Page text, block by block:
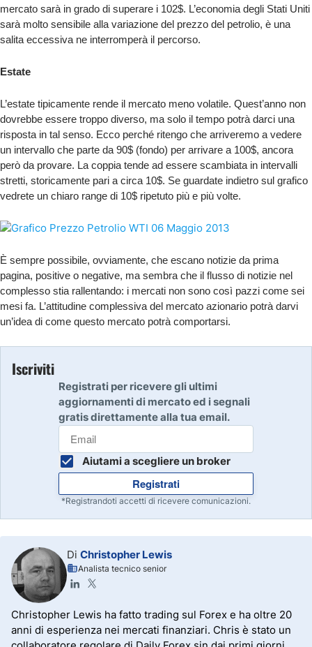
mercato sarà in grado di superare i 102$. L’economia degli Stati Uniti
sarà molto sensibile alla variazione del prezzo del petrolio, è una
salita eccessiva ne interromperà il percorso.
Estate
L’estate tipicamente rende il mercato meno volatile. Quest’anno non
dovrebbe essere troppo diverso, ma solo il tempo potrà darci una
risposta in tal senso. Ecco perché ritengo che arriveremo a vedere
un intervallo che parte da 90$ (fondo) per arrivare a 100$, ancora
però da provare. La coppia tende ad essere scambiata in intervalli
stretti, storicamente pari a circa 10$. Se guardate indietro sul grafico
vedrete un chiaro range di 10$ ripetuto più e più volte.
È sempre possibile, ovviamente, che escano notizie da prima
pagina, positive o negative, ma sembra che il flusso di notizie nel
complesso stia rallentando: i mercati non sono così pazzi come sei
mesi fa. L’attitudine complessiva del mercato azionario potrà darvi
un’idea di come questo mercato potrà comportarsi.
Iscriviti
Registrati per ricevere gli ultimi
aggiornamenti di mercato ed i segnali
gratis direttamente alla tua email.
Aiutami a scegliere un broker
Registrati
*Registrandoti accetti di ricevere comunicazioni.
Di Christopher Lewis
Analista tecnico senior
Christopher Lewis ha fatto trading sul Forex e ha oltre 20
anni di esperienza nei mercati finanziari. Chris è stato un